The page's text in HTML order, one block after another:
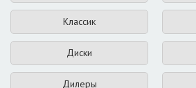
Классик
Диски
Дилеры